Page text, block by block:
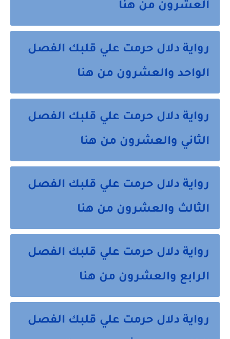
العشرون من هنا
رواية دلال حرمت علي قلبك الفصل
الواحد والعشرون من هنا
رواية دلال حرمت علي قلبك الفصل
الثاني والعشرون من هنا
رواية دلال حرمت علي قلبك الفصل
الثالث والعشرون من هنا
رواية دلال حرمت علي قلبك الفصل
الرابع والعشرون من هنا
رواية دلال حرمت علي قلبك الفصل